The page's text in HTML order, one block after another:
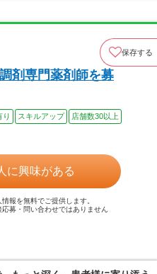
保存する
剤専門薬剤師を募
り スキルアップ
店舗数30以上
に興味がある
報を無料でご提供します。
募・問い合わせではありません